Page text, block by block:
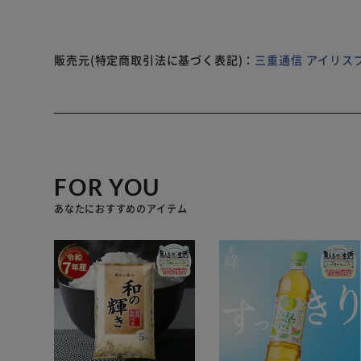
販売元(特定商取引法に基づく表記)： 三重通信 アイリス
FOR YOU
あなたにおすすめのアイテム